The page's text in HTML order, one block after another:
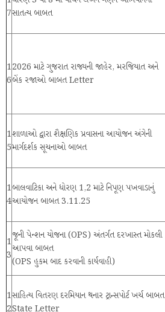
7સાતત્ય બાબત
1
6
2026 માટે ગુજરાત રાજ્યની જાહેર, મરજિયાત અને
બેંક રજાઓ બાબત Letter
1
5
શાળાઓ દ્વારા શૈક્ષણિક પ્રવાસના આયોજન અંગેની
માર્ગદર્શક સૂચનાઓ બાબત
1
4
બાલવાટિકા અને ધોરણ 1,2 માટે નિપૂણ પખવાડાનું
આયોજન બાબત 3.11.25
1
3
જૂની પેન્શન યોજના (OPS) અંતર્ગત દરખાસ્ત મોકલી
આપવા બાબત
(OPS હુકમ બાદ કરવાની કાર્યવાહી)
1
2
સાહિત્ય વિતરણ દરમિયાન થનાર ટ્રાન્સપોર્ટ ખર્ચ બાબત
State Letter